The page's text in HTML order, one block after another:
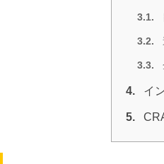
3.1.
3.2.
3.3.
4. イ
5.